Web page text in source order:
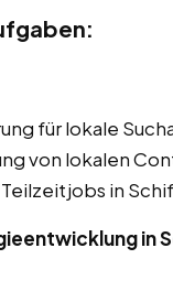
für lokale
von lokalen
Teilzeitjobs in
in